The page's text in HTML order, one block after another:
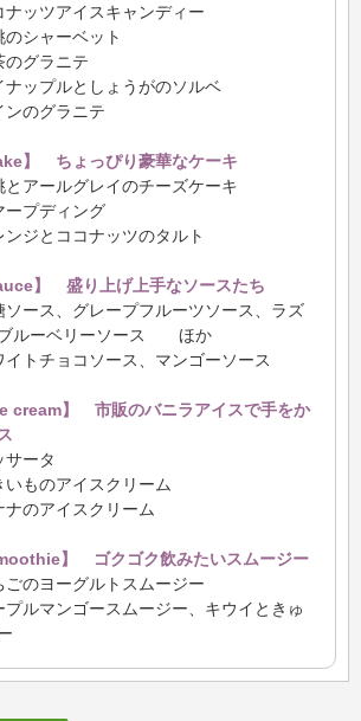
ッツアイスキャンディー
シャーベット
グラニテ
ップルとしょうがのソルベ
のグラニテ
】
ちょっぴり豪華なケーキ
ルグレイのチーズケーキ
ディング
ココナッツのタルト
】 盛り上げ上手なソースたち
、グレープフルーツソース、ラズ
ブルーベリーソース ほか
ョコソース、マンゴーソース
cream】
市販のバニラアイスで手をか
タ
アイスクリーム
イスクリーム
】
ゴクゴク飲みたいスムージー
ーグルトスムージー
ゴースムージー、キウイときゅ